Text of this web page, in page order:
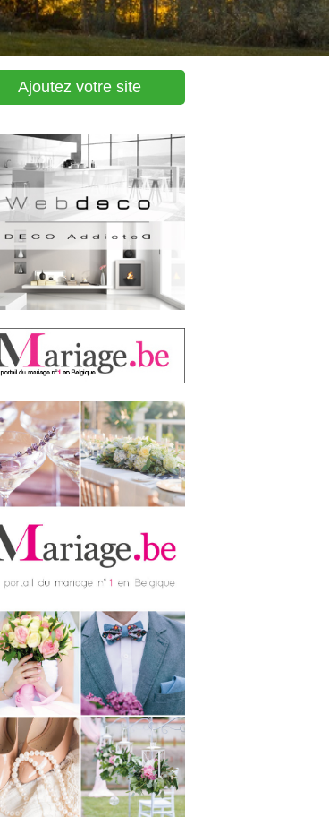
Ajoutez votre site